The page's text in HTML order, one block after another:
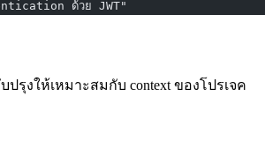
ด้วย JWT"
รุงให้เหมาะสมกับ context ของโปรเจค